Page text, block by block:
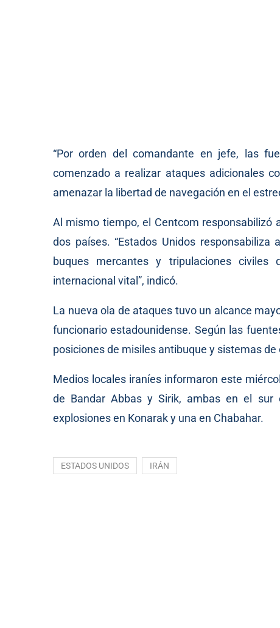
“Por orden del comandante en jefe, las
comenzado a realizar ataques adicionales
amenazar la libertad de navegación en el
Al mismo tiempo, el Centcom responsabilizó
dos países. “Estados Unidos
buques mercantes y tripulaciones
internacional vital”, indicó.
La nueva ola de ataques tuvo un alcance
funcionario estadounidense. Según las
posiciones de misiles antibuque y sistemas de
Medios locales iraníes informaron este
de Bandar Abbas y Sirik, ambas en el sur
explosiones en Konarak y una en Chabahar.
ESTADOS UNIDOS IRÁN